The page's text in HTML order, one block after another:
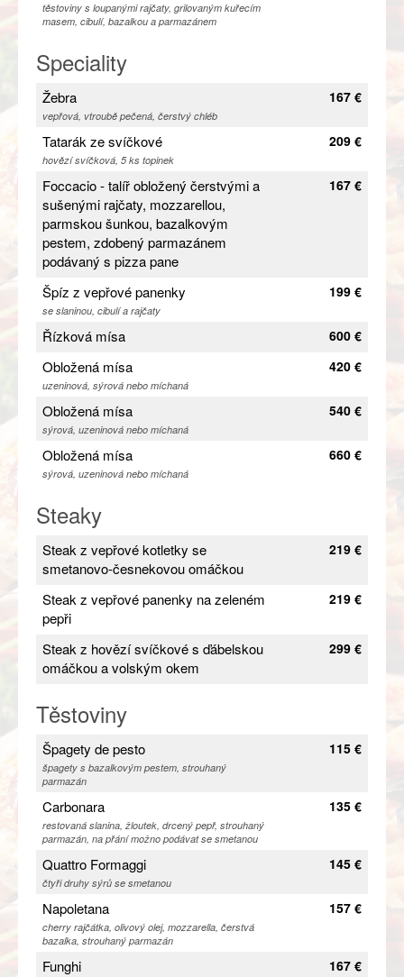
těstoviny s loupanými rajčaty, grilovaným kuřecím
masem, cibulí, bazalkou a parmazánem
Speciality
Žebra
vepřová, vtroubě pečená, čerstvý chléb
167 €
Tatarák ze svíčkové
hovězí svíčková, 5 ks topinek
209 €
Foccacio - talíř obložený čerstvými a
sušenými rajčaty, mozzarellou,
parmskou šunkou, bazalkovým
pestem, zdobený parmazánem
podávaný s pizza pane
167 €
Špíz z vepřové panenky
se slaninou, cibulí a rajčaty
199 €
Řízková mísa 600 €
Obložená mísa
uzeninová, sýrová nebo míchaná
420 €
Obložená mísa
sýrová, uzeninová nebo míchaná
540 €
Obložená mísa
sýrová, uzeninová nebo míchaná
660 €
Steaky
Steak z vepřové kotletky se
smetanovo-česnekovou omáčkou
219 €
Steak z vepřové panenky na zeleném
pepři
219 €
Steak z hovězí svíčkové s ďábelskou
omáčkou a volským okem
299 €
Těstoviny
Špagety de pesto
špagety s bazalkovým pestem, strouhaný
parmazán
115 €
Carbonara
restovaná slanina, žloutek, drcený pepř, strouhaný
parmazán, na přání možno podávat se smetanou
135 €
Quattro Formaggi
čtyři druhy sýrů se smetanou
145 €
Napoletana
cherry rajčátka, olivový olej, mozzarella, čerstvá
bazalka, strouhaný parmazán
157 €
Funghi 167 €